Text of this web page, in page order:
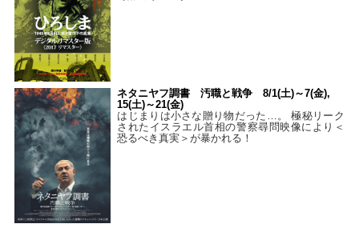
ネタニヤフ調書 汚職と戦争 8/1(土)～7(金),
15(土)～21(金)
はじまりは小さな贈り物だった…。 極秘リーク
されたイスラエル首相の警察尋問映像により＜
恐るべき真実＞が暴かれる！